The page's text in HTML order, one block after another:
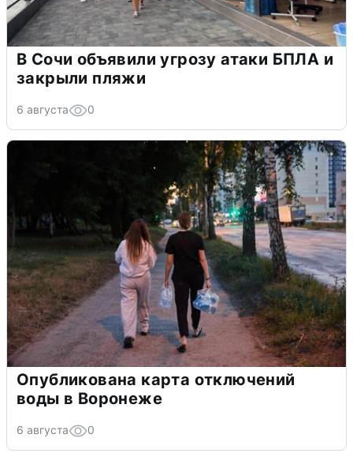
В Сочи объявили угрозу атаки БПЛА и
закрыли пляжи
6 августа 0
Опубликована карта отключений
воды в Воронеже
6 августа 0